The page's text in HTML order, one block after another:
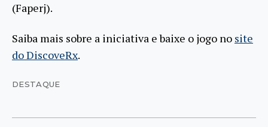
(Faperj).
Saiba mais sobre a iniciativa e baixe o jogo no site
do DiscoveRx.
DESTAQUE